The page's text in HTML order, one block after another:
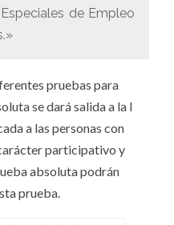
de Empleo
pruebas para
se dará salida a la I
a las personas con
participativo y
absoluta podrán
prueba.